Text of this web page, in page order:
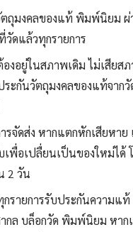
ถุมงคลของแท้ พิมพ์นิยม ผ่
วัดแล้วทุกรายการ
งอยู่ในสภาพเดิม ไม่เสียส
ระกันวัตถุมงคลของแท้จาก
รจัดส่ง หากแตกหักเสียหาย
เพื่อเปลื่ยนเป็นของใหม่ได้
2 วัน
รายการรับประกันความแ
กล บล็อกวัด พิมพ์นิยม หาก